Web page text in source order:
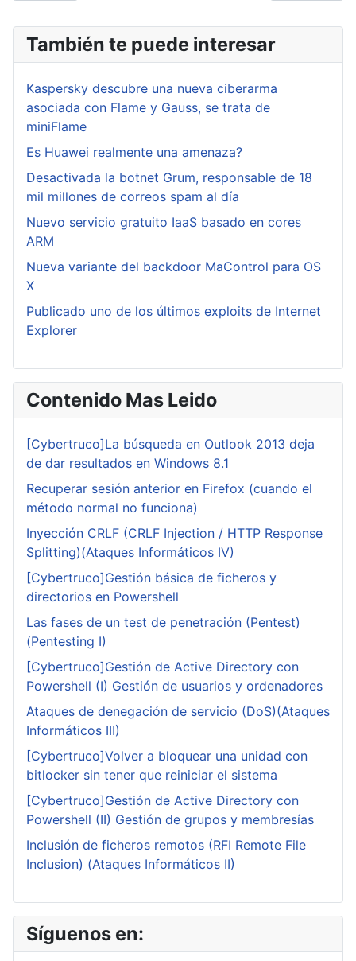
También te puede interesar
Kaspersky descubre una nueva ciberarma
asociada con Flame y Gauss, se trata de
miniFlame
Es Huawei realmente una amenaza?
Desactivada la botnet Grum, responsable de 18
mil millones de correos spam al día
Nuevo servicio gratuito IaaS basado en cores
ARM
Nueva variante del backdoor MaControl para OS
X
Publicado uno de los últimos exploits de Internet
Explorer
Contenido Mas Leido
[Cybertruco]La búsqueda en Outlook 2013 deja
de dar resultados en Windows 8.1
Recuperar sesión anterior en Firefox (cuando el
método normal no funciona)
Inyección CRLF (CRLF Injection / HTTP Response
Splitting)(Ataques Informáticos IV)
[Cybertruco]Gestión básica de ficheros y
directorios en Powershell
Las fases de un test de penetración (Pentest)
(Pentesting I)
[Cybertruco]Gestión de Active Directory con
Powershell (I) Gestión de usuarios y ordenadores
Ataques de denegación de servicio (DoS)(Ataques
Informáticos III)
[Cybertruco]Volver a bloquear una unidad con
bitlocker sin tener que reiniciar el sistema
[Cybertruco]Gestión de Active Directory con
Powershell (II) Gestión de grupos y membresías
Inclusión de ficheros remotos (RFI Remote File
Inclusion) (Ataques Informáticos II)
Síguenos en: